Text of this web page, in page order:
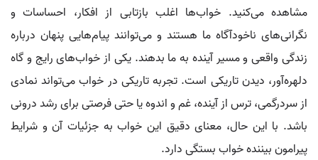
مشاهده می‌کنید. خواب‌ها اغلب بازتابی از افکار، احساسات و
نگرانی‌های ناخودآگاه ما هستند و می‌توانند پیام‌هایی پنهان درباره
زندگی واقعی و مسیر آینده به ما بدهند. یکی از خواب‌های رایج و گاه
دلهره‌آور، دیدن تاریکی است. تجربه تاریکی در خواب می‌تواند نمادی
از سردرگمی، ترس از آینده، غم و اندوه یا حتی فرصتی برای رشد درونی
باشد. با این حال، معنای دقیق این خواب به جزئیات آن و شرایط
پیرامون بیننده خواب بستگی دارد.